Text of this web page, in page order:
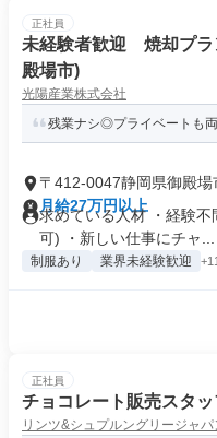
正社員
未経験者歓迎 焼却プラ
殿場市)
光陽産業株式会社
残業ナシ◎プライベートも
〒412-0047静岡県御殿場
月給27万円以上
求めている人材 ・経験
可) ・新しい仕事にチャ...
制服あり 業界未経験歓迎
正社員
チョコレート販売スタ
リンツ&シュプルングリージャ